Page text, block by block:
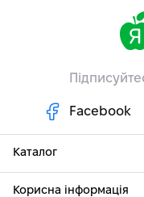
Facebook
Каталог
Корисна інформація